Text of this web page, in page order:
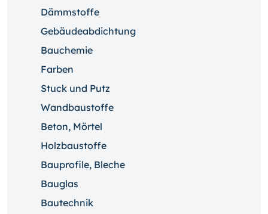
Dämmstoffe
Gebäudeabdichtung
Bauchemie
Farben
Stuck und Putz
Wandbaustoffe
Beton, Mörtel
Holzbaustoffe
Bauprofile, Bleche
Bauglas
Bautechnik